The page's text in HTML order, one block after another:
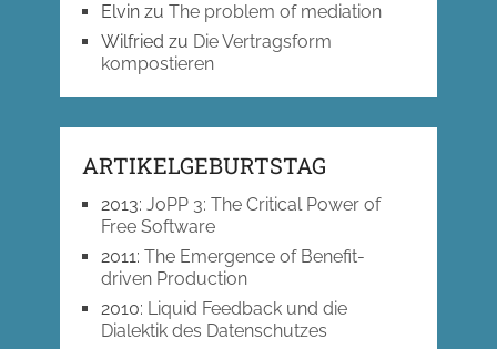
Elvinzu The problem of mediation
Wilfried zu Die Vertragsform
kompostieren
ARTIKELGEBURTSTAG
2013: JoPP 3: The Critical Power of
Free Software
2011: The Emergence of Benefit-
driven Production
2010: Liquid Feedback und die
Dialektik des Datenschutzes